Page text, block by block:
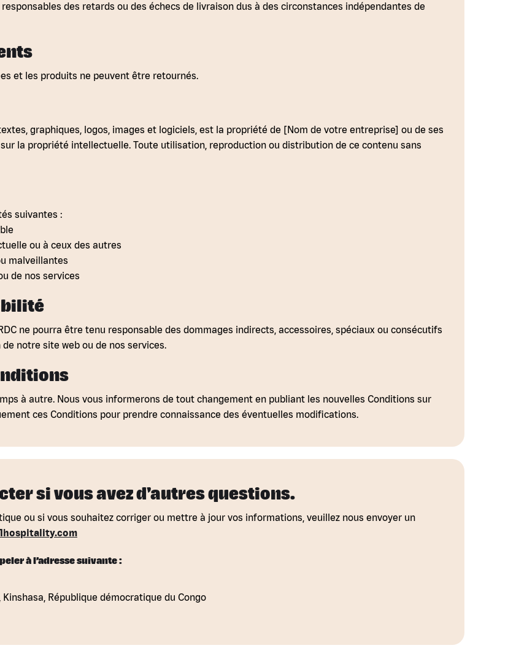
des retards ou des échecs de livraison dus à des circonstances indépendantes de
et les produits ne peuvent être retournés.
graphiques, logos, images et logiciels, est la propriété de [Nom de votre entreprise] ou de ses
la propriété intellectuelle. Toute utilisation, reproduction ou distribution de ce contenu sans
suivantes :
ou à ceux des autres
malveillantes
de nos services
ne pourra être tenu responsable des dommages indirects, accessoires, spéciaux ou consécutifs
notre site web ou de nos services.
à autre. Nous vous informerons de tout changement en publiant les nouvelles Conditions sur
ces Conditions pour prendre connaissance des éventuelles modifications.
si vous avez d'autres questions.
ou si vous souhaitez corriger ou mettre à jour vos informations, veuillez nous envoyer un
à l’adresse suivante :
République démocratique du Congo